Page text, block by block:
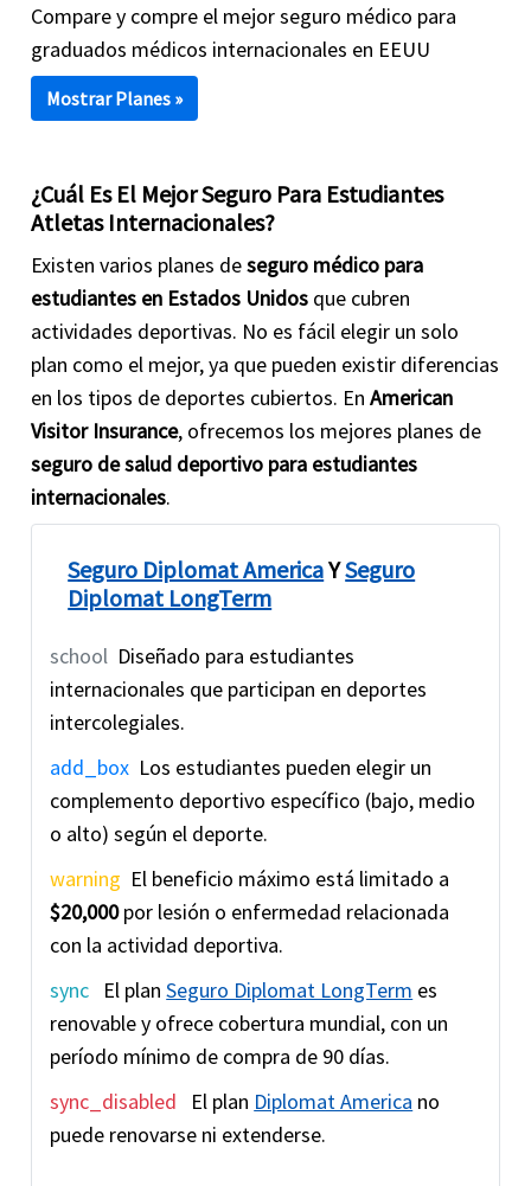
Compare y compre el mejor seguro médico para
graduados médicos internacionales en EEUU
Mostrar Planes »
¿Cuál Es El Mejor Seguro Para Estudiantes
Atletas Internacionales?
Existen varios planes deseguro médico para
estudiantes en Estados Unidos que cubren
actividades deportivas. No es fácil elegir un solo
plan como el mejor, ya que pueden existir diferencias
en los tipos de deportes cubiertos. EnAmerican
Visitor Insurance, ofrecemos los mejores planes de
seguro de salud deportivo para estudiantes
internacionales.
Seguro Diplomat AmericaYSeguro
Diplomat LongTerm
school Diseñado para estudiantes
internacionales que participan en deportes
intercolegiales.
add_box Los estudiantes pueden elegir un
complemento deportivo específico (bajo, medio
o alto) según el deporte.
warning El beneficio máximo está limitado a
$20,000por lesión o enfermedad relacionada
con la actividad deportiva.
sync
El planSeguro Diplomat LongTerm es
renovable y ofrece cobertura mundial, con un
período mínimo de compra de 90 días.
sync_disabled
El plan Diplomat America no
puede renovarse ni extenderse.